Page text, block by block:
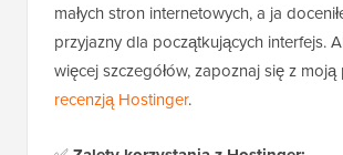
małych stron internetowych, a ja
przyjazny dla początkujących interfejs.
więcej szczegółów, zapoznaj się z moją
recenzją Hostinger.